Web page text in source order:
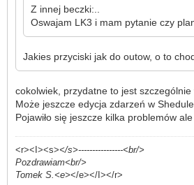
Z innej beczki:..
Oswajam LK3 i mam pytanie czy
Jakies przyciski jak do outow, o to
cokolwiek, przydatne to jest szczególnie
Może jeszcze edycja zdarzeń w
Pojawiło się jeszcze kilka problemów
<r><I><s></s>----------------<br/>
Pozdrawiam<br/>
Tomek S.<e></e></I></r>